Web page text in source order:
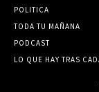
POLITICA
TODA TU MAÑANA
PODCAST
LO QUE HAY TRAS